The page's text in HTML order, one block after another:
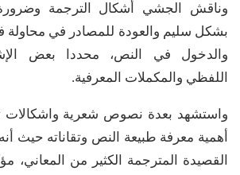
وناقش الجشي أشكال الترجمة وضرورة
بشكل سليم والعودة للمصادر في محاولة
والدخول في النص، محددا بعض
اللفظي والمكملات المعرفية.
واستشهد بعدة نصوص شعرية واشكالات
أهمية معرفة طبيعة النص وتقاناته حيث
القصيدة المترجمة الكثير من المعاني،